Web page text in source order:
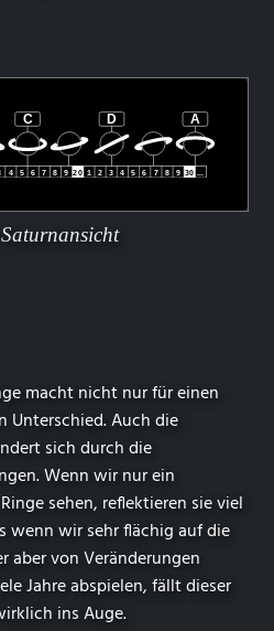
macht nicht nur für einen
Unterschied. Auch die
sich durch die
Wenn wir nur ein
sehen, reflektieren sie viel
wenn wir sehr flächig auf die
aber von Veränderungen
Jahre abspielen, fällt dieser
ins Auge.